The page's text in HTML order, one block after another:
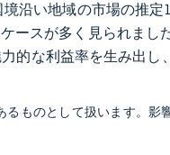
沿い地域の市場の推定
ースが多く見られまし
的な利益率を生み出し
ものとして扱います。影